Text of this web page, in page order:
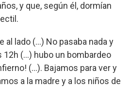
y que, según él, dormían
al lado (...) No pasaba nada y
12h (...) hubo un bombardeo
(...). Bajamos para ver y
a la madre y a los niños de